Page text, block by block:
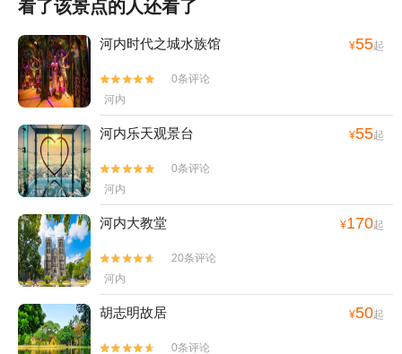
看了该景点的人还看了
河内时代之城水族馆 ¥55起


0条评论
河内
河内乐天观景台 ¥55起


0条评论
河内
河内大教堂 ¥170起


20条评论
河内
胡志明故居 ¥50起

 0条评论